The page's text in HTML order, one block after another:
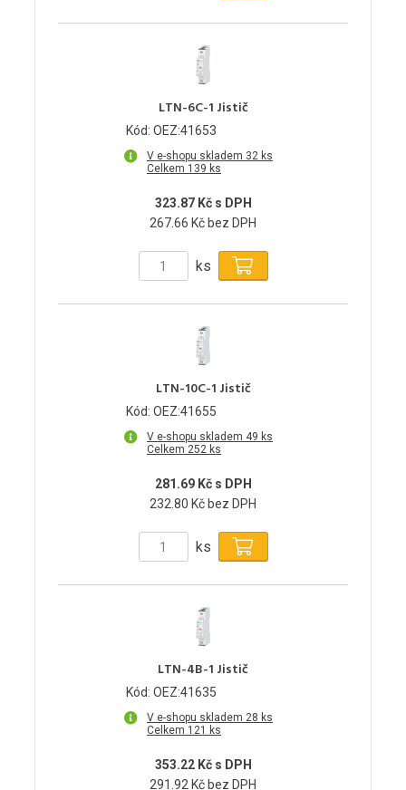
LTN-6C-1 Jistič
Kód: OEZ:41653
V e-shopu skladem 32 ks
Celkem 139 ks
323.87 Kč s DPH
267.66 Kč bez DPH
ks
LTN-10C-1 Jistič
Kód: OEZ:41655
V e-shopu skladem 49 ks
Celkem 252 ks
281.69 Kč s DPH
232.80 Kč bez DPH
ks
LTN-4B-1 Jistič
Kód: OEZ:41635
V e-shopu skladem 28 ks
Celkem 121 ks
353.22 Kč s DPH
291.92 Kč bez DPH